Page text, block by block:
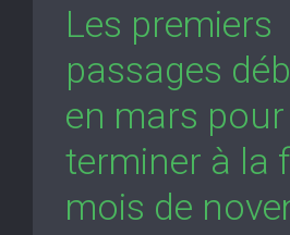
Les premiers
passages
en mars pour
terminer à la
mois de